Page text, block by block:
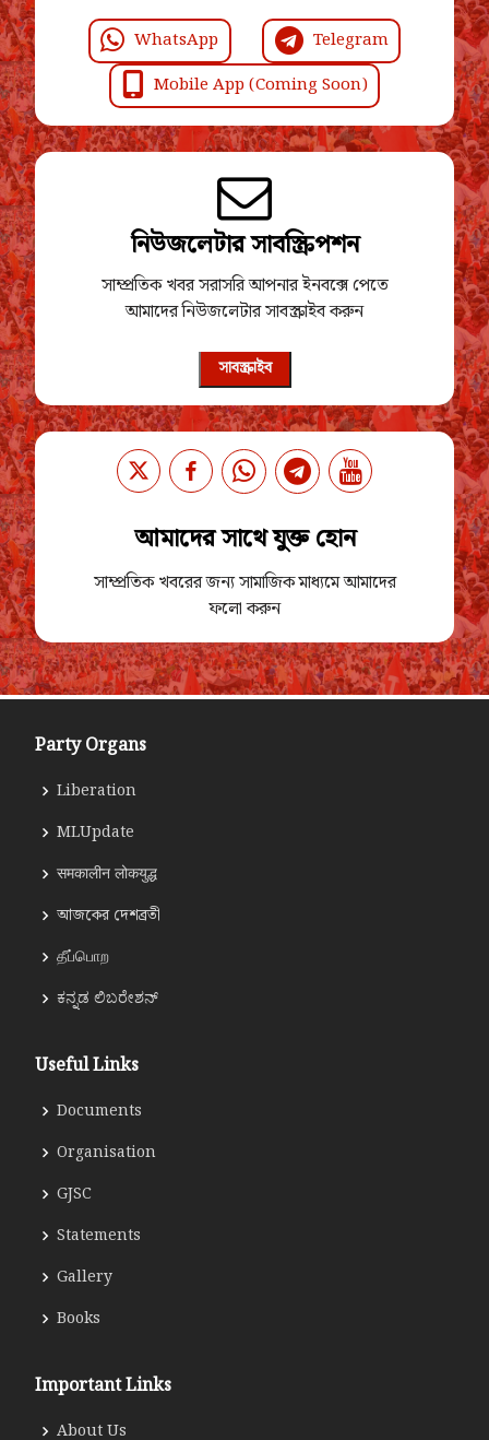
WhatsApp
Telegram
Mobile App (Coming Soon)
নিউজলেটার সাবস্ক্রিপশন
সাম্প্রতিক খবর সরাসরি আপনার ইনবক্সে পেতে
আমাদের নিউজলেটার সাবস্ক্রাইব করুন
সাবস্ক্রাইব
আমাদের সাথে যুক্ত হোন
সাম্প্রতিক খবরের জন্য সামাজিক মাধ্যমে আমাদের
ফলো করুন
Party Organs
Liberation
MLUpdate
समकालीन लोकयुद्ध
আজকের দেশব্রতী
தீப்பொற
ಕನ್ನಡ ಲಿಬರೇಶನ್
Useful Links
Documents
Organisation
GJSC
Statements
Gallery
Books
Important Links
About Us